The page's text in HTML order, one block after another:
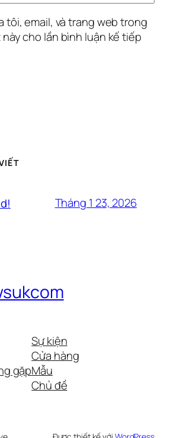
tôi, email, và trang web trong
cho lần bình luận kế tiếp
Tháng 1 23, 2026
gặp
Sự kiện
Cửa hàng
Mẫu
Chủ đề